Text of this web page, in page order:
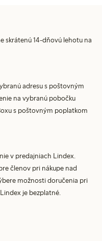
skrátenú 14-dňovú lehotu na
adresu s poštovným
na vybranú pobočku
s poštovným poplatkom
v predajniach Lindex.
členov pri nákupe nad
možnosti doručenia pri
je bezplatné.